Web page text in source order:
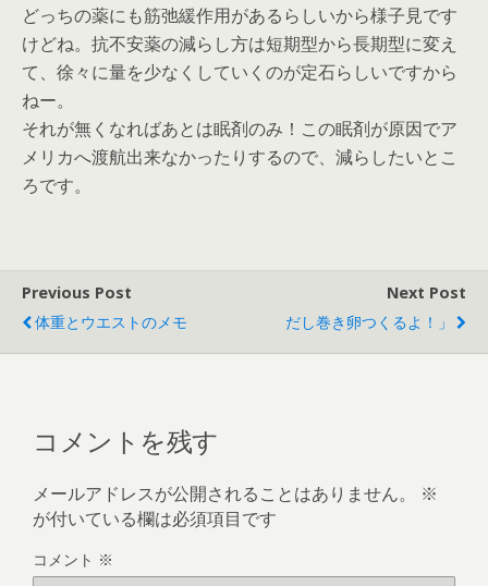
どっちの薬にも筋弛緩作用があるらしいから様子見です
けどね。抗不安薬の減らし方は短期型から長期型に変え
て、徐々に量を少なくしていくのが定石らしいですから
ねー。
それが無くなればあとは眠剤のみ！この眠剤が原因でア
メリカへ渡航出来なかったりするので、減らしたいとこ
ろです。
Previous Post
体重とウエストのメモ
Next Post
だし巻き卵つくるよ！」
コメントを残す
メールアドレスが公開されることはありません。
※
が付いている欄は必須項目です
コメント ※